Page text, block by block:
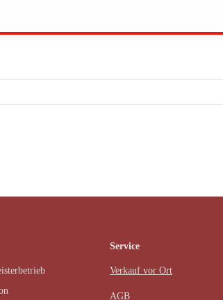
Service
Verkauf vor Ort
AGB